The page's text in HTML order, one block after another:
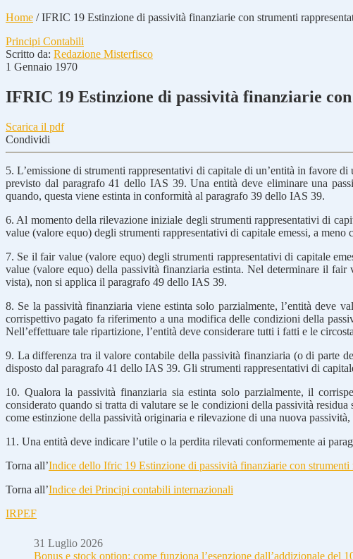
Home /IFRIC 19 Estinzione di passività finanziarie con strumenti
Principi Contabili
Scritto da: Redazione Misterfisco
1 Gennaio 1970
IFRIC 19 Estinzione di passività finanziarie
Scarica il pdf
Condividi
5. L’emissione di strumenti rappresentativi di capitale di un’entità in favore
previsto dal paragrafo 41 dello IAS 39. Una entità deve eliminare una
quando, questa viene estinta in conformità al paragrafo 39 dello IAS 39.
6. Al momento della rilevazione iniziale degli strumenti rappresentativi di
value (valore equo) degli strumenti rappresentativi di capitale emessi, a
7. Se il fair value (valore equo) degli strumenti rappresentativi di capitale
value (valore equo) della passività finanziaria estinta. Nel determinare il
vista), non si applica il paragrafo 49 dello IAS 39.
8. Se la passività finanziaria viene estinta solo parzialmente, l’entità deve
corrispettivo pagato fa riferimento a una modifica delle condizioni della
Nell’effettuare tale ripartizione, l’entità deve considerare tutti i fatti e le
9. La differenza tra il valore contabile della passività finanziaria (o di parte
disposto dal paragrafo 41 dello IAS 39. Gli strumenti rappresentativi di
10. Qualora la passività finanziaria sia estinta solo parzialmente, il
considerato quando si tratta di valutare se le condizioni della passività
come estinzione della passività originaria e rilevazione di una nuova
11. Una entità deve indicare l’utile o la perdita rilevati conformemente ai
Torna all’Indice dello Ifric 19 Estinzione di passività finanziarie con strumenti
Torna all’Indice dei Principi contabili internazionali
IRPEF
31 Luglio 2026
Bonus e stock option: come funziona l’esenzione dall’addizionale del